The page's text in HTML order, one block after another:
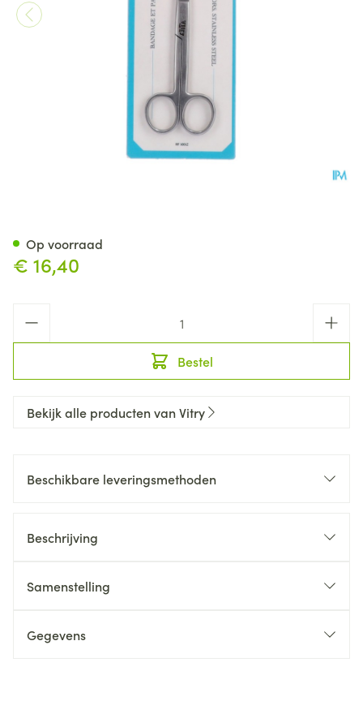
€ 16,40
Bestel
Op voorraad
Bekijk alle producten van Vitry
Beschikbare leveringsmethoden
Beschrijving
Samenstelling
Gegevens